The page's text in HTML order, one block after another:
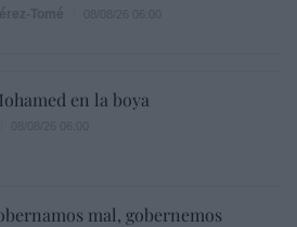
en la boya
mal, gobernemos